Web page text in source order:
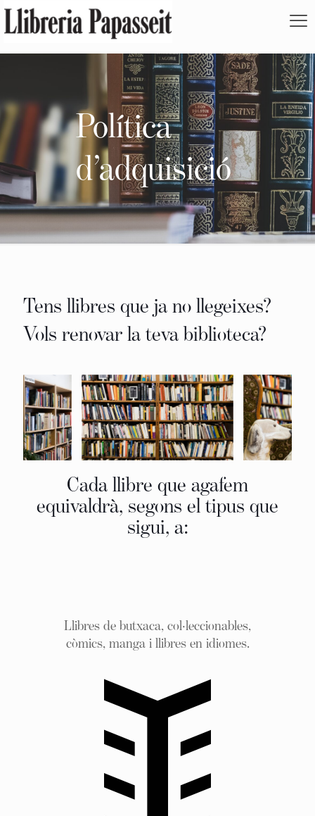
Política
d’adquisició
Tens llibres que ja no llegeixes?
Vols renovar la teva biblioteca?
Cada llibre que agafem
equivaldrà, segons el tipus que
sigui, a:
Llibres de butxaca, col·leccionables,
còmics, manga i llibres en idiomes.